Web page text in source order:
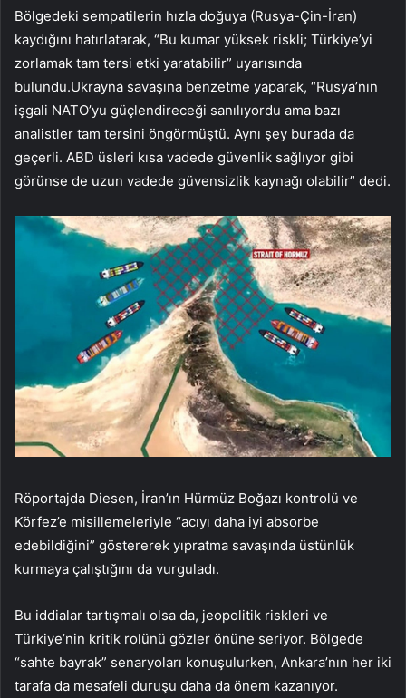
Bölgedeki sempatilerin hızla doğuya (Rusya-Çin-İran)
kaydığını hatırlatarak, “Bu kumar yüksek riskli; Türkiye’yi
zorlamak tam tersi etki yaratabilir” uyarısında
bulundu.Ukrayna savaşına benzetme yaparak, “Rusya’nın
işgali NATO’yu güçlendireceği sanılıyordu ama bazı
analistler tam tersini öngörmüştü. Aynı şey burada da
geçerli. ABD üsleri kısa vadede güvenlik sağlıyor gibi
görünse de uzun vadede güvensizlik kaynağı olabilir” dedi.
Röportajda Diesen, İran’ın Hürmüz Boğazı kontrolü ve
Körfez’e misillemeleriyle “acıyı daha iyi absorbe
edebildiğini” göstererek yıpratma savaşında üstünlük
kurmaya çalıştığını da vurguladı.
Bu iddialar tartışmalı olsa da, jeopolitik riskleri ve
Türkiye’nin kritik rolünü gözler önüne seriyor. Bölgede
“sahte bayrak” senaryoları konuşulurken, Ankara’nın her iki
tarafa da mesafeli duruşu daha da önem kazanıyor.